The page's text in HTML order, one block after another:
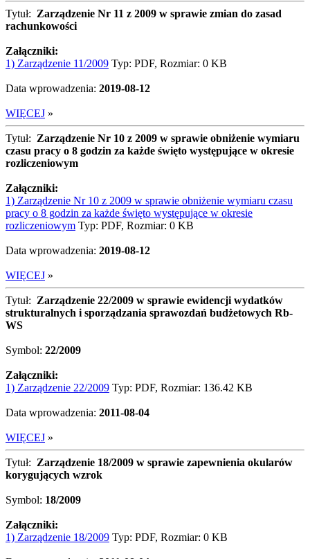
Tytuł: Zarządzenie Nr 11 z 2009 w sprawie zmian do zasad
rachunkowości
Załączniki:
1) Zarządzenie 11/2009 Typ: PDF, Rozmiar: 0 KB
Data wprowadzenia: 2019-08-12
WIĘCEJ »
Tytuł: Zarządzenie Nr 10 z 2009 w sprawie obniżenie wymiaru
czasu pracy o 8 godzin za każde święto występujące w okresie
rozliczeniowym
Załączniki:
1) Zarządzenie Nr 10 z 2009 w sprawie obniżenie wymiaru czasu
pracy o 8 godzin za każde święto występujące w okresie
rozliczeniowym Typ: PDF, Rozmiar: 0 KB
Data wprowadzenia: 2019-08-12
WIĘCEJ »
Tytuł: Zarządzenie 22/2009 w sprawie ewidencji wydatków
strukturalnych i sporządzania sprawozdań budżetowych Rb-
WS
Symbol: 22/2009
Załączniki:
1) Zarządzenie 22/2009 Typ: PDF, Rozmiar: 136.42 KB
Data wprowadzenia: 2011-08-04
WIĘCEJ »
Tytuł: Zarządzenie 18/2009 w sprawie zapewnienia okularów
korygujących wzrok
Symbol: 18/2009
Załączniki:
1) Zarządzenie 18/2009 Typ: PDF, Rozmiar: 0 KB